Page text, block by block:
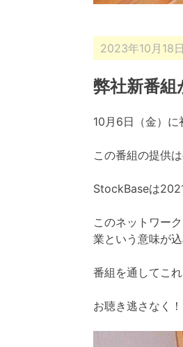
2023年10月18日
弊社新番組
10月6日（金）に
この番組の提供
StockBaseは
このネットワー
業という意味が
番組を通してこ
お聴き逃さなく！